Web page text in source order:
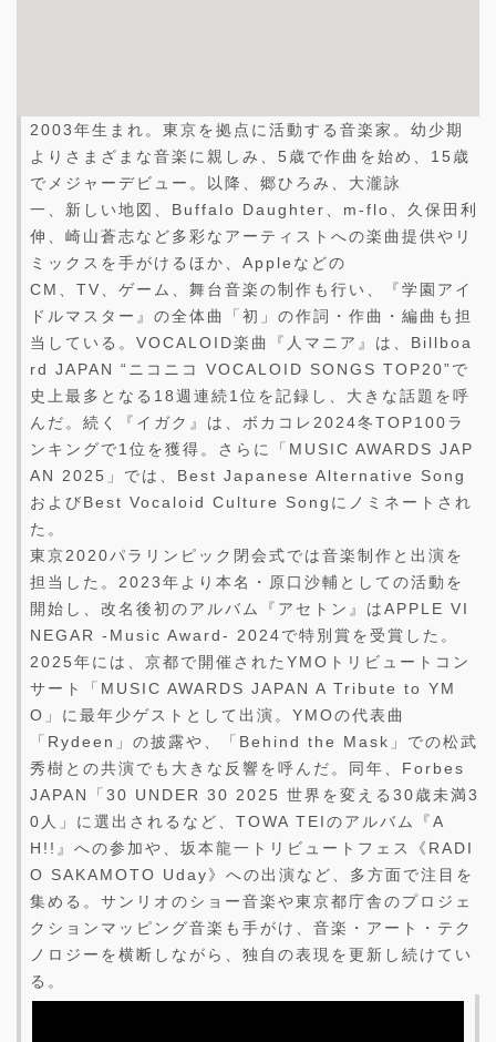
2003年生まれ。東京を拠点に活動する音楽家。幼少期
よりさまざまな音楽に親しみ、5歳で作曲を始め、15歳
でメジャーデビュー。以降、郷ひろみ、大瀧詠
一、新しい地図、Buffalo Daughter、m-flo、久保田利
伸、崎山蒼志など多彩なアーティストへの楽曲提供やリ
ミックスを手がけるほか、Appleなどの
CM、TV、ゲーム、舞台音楽の制作も行い、『学園アイ
ドルマスター』の全体曲「初」の作詞・作曲・編曲も担
当している。VOCALOID楽曲『人マニア』は、Billboa
rd JAPAN “ニコニコ VOCALOID SONGS TOP20”で
史上最多となる18週連続1位を記録し、大きな話題を呼
んだ。続く『イガク』は、ボカコレ2024冬TOP100ラ
ンキングで1位を獲得。さらに「MUSIC AWARDS JAP
AN 2025」では、Best Japanese Alternative Song
およびBest Vocaloid Culture Songにノミネートされ
た。
東京2020パラリンピック閉会式では音楽制作と出演を
担当した。2023年より本名・原口沙輔としての活動を
開始し、改名後初のアルバム『アセトン』はAPPLE VI
NEGAR -Music Award- 2024で特別賞を受賞した。
2025年には、京都で開催されたYMOトリビュートコン
サート「MUSIC AWARDS JAPAN A Tribute to YM
O」に最年少ゲストとして出演。YMOの代表曲
「Rydeen」の披露や、「Behind the Mask」での松武
秀樹との共演でも大きな反響を呼んだ。同年、Forbes
JAPAN「30 UNDER 30 2025 世界を変える30歳未満3
0人」に選出されるなど、TOWA TEIのアルバム『A
H!!』への参加や、坂本龍一トリビュートフェス《RADI
O SAKAMOTO Uday》への出演など、多方面で注目を
集める。サンリオのショー音楽や東京都庁舎のプロジェ
クションマッピング音楽も手がけ、音楽・アート・テク
ノロジーを横断しながら、独自の表現を更新し続けてい
る。